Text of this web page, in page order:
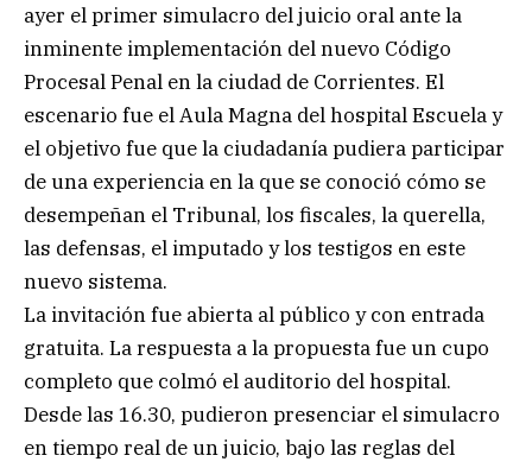
ayer el primer simulacro del juicio oral ante la
inminente implementación del nuevo Código
Procesal Penal en la ciudad de Corrientes. El
escenario fue el Aula Magna del hospital Escuela y
el objetivo fue que la ciudadanía pudiera participar
de una experiencia en la que se conoció cómo se
desempeñan el Tribunal, los fiscales, la querella,
las defensas, el imputado y los testigos en este
nuevo sistema.
La invitación fue abierta al público y con entrada
gratuita. La respuesta a la propuesta fue un cupo
completo que colmó el auditorio del hospital.
Desde las 16.30, pudieron presenciar el simulacro
en tiempo real de un juicio, bajo las reglas del